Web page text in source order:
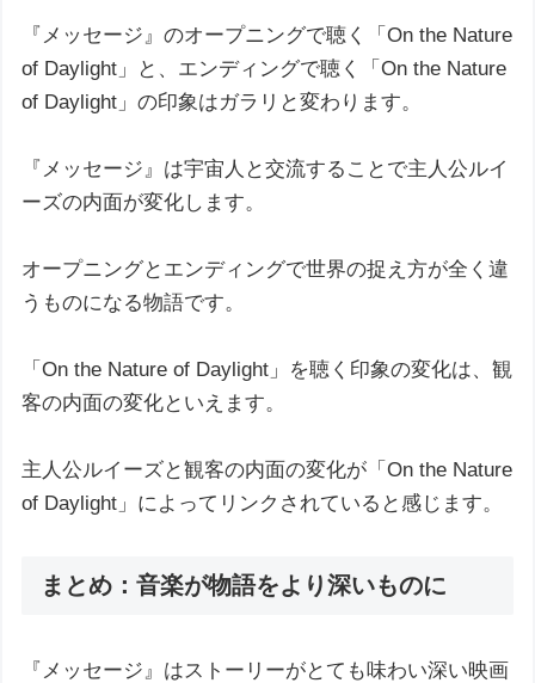
『メッセージ』のオープニングで聴く「On the Nature
of Daylight」と、エンディングで聴く「On the Nature
of Daylight」の印象はガラリと変わります。
『メッセージ』は宇宙人と交流することで主人公ルイ
ーズの内面が変化します。
オープニングとエンディングで世界の捉え方が全く違
うものになる物語です。
「On the Nature of Daylight」を聴く印象の変化は、観
客の内面の変化といえます。
主人公ルイーズと観客の内面の変化が「On the Nature
of Daylight」によってリンクされていると感じます。
まとめ：音楽が物語をより深いものに
『メッセージ』はストーリーがとても味わい深い映画